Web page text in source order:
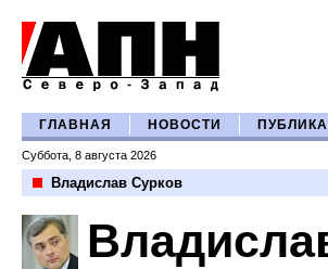
ГЛАВНАЯ НОВОСТИ
Суббота, 8 августа 2026
Владислав Сурков